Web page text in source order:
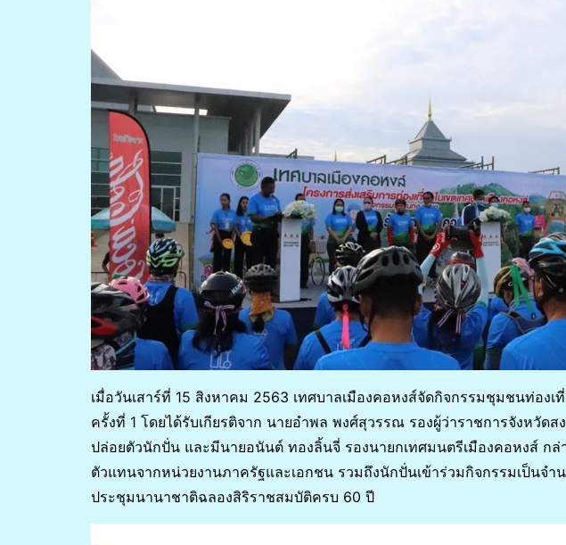
เมื่อวันเสาร์ที่ 15 สิงหาคม 2563 เทศบาลเมืองคอหงส์จัดกิจกรรมชุมชนท่องเ
ครั้งที่ 1 โดยได้รับเกียรติจาก นายอำพล พงศ์สุวรรณ รองผู้ว่าราชการจังหวัดส
ปล่อยตัวนักปั่น และมีนายอนันต์ ทองลิ้นจี่ รองนายกเทศมนตรีเมืองคอหงส์ กล่
ตัวแทนจากหน่วยงานภาครัฐและเอกชน รวมถึงนักปั่นเข้าร่วมกิจกรรมเป็นจ
ประชุมนานาชาติฉลองสิริราชสมบัติครบ 60 ปี